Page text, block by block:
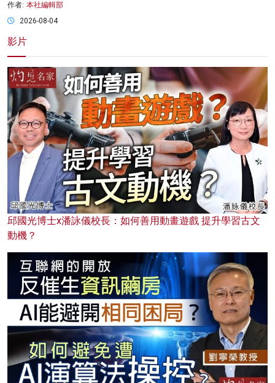
作者: 本社編輯部
2026-08-04
影片
邱國光博士x潘詠儀校長：如何善用動畫遊戲 提升學習古文
動機？